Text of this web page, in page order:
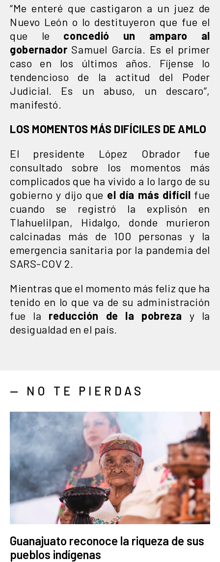
“Me enteré que castigaron a un juez de
Nuevo León o lo destituyeron que fue el
que le concedió un amparo al
gobernador Samuel García. Es el primer
caso en los últimos años. Fíjense lo
tendencioso de la actitud del Poder
Judicial. Es un abuso, un descaro”,
manifestó.
LOS MOMENTOS MÁS DIFÍCILES DE AMLO
El presidente López Obrador fue
consultado sobre los momentos más
complicados que ha vivido a lo largo de su
gobierno y dijo que el día más difícil fue
cuando se registró la explisón en
Tlahuelilpan, Hidalgo, donde murieron
calcinadas más de 100 personas y la
emergencia sanitaria por la pandemia del
SARS-COV 2.
Mientras que el momento más feliz que ha
tenido en lo que va de su administración
fue la reducción de la pobreza y la
desigualdad en el país.
— NO TE PIERDAS
Guanajuato reconoce la riqueza de sus
pueblos indígenas